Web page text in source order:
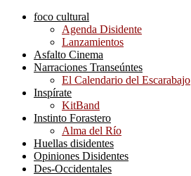
foco cultural
Agenda Disidente
Lanzamientos
Asfalto Cinema
Narraciones Transeúntes
El Calendario del Escarabajo
Inspírate
KitBand
Instinto Forastero
Alma del Río
Huellas disidentes
Opiniones Disidentes
Des-Occidentales